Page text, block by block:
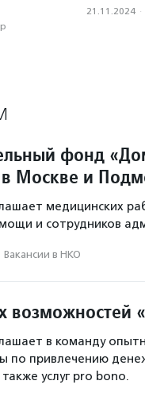
21.11.2024 ·
фонд
Москве и
медицинских
и сотрудников
Вакансии в НКО
возможностей
в команду
по привлечению
услуг pro bono.